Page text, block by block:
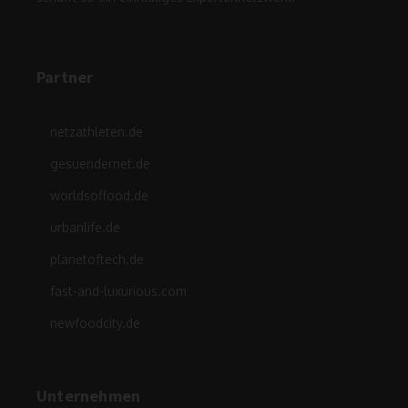
Partner
netzathleten.de
gesuendernet.de
worldsoffood.de
urbanlife.de
planetoftech.de
fast-and-luxurious.com
newfoodcity.de
Unternehmen